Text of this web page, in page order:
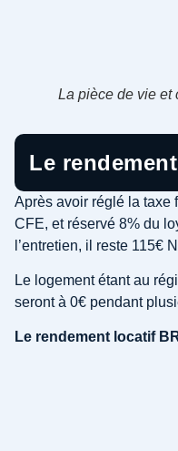
La pièce de vie et
Le
Après avoir réglé la taxe
CFE, et réservé 8% du
l’entretien, il reste 115€
Le logement étant au
seront à 0€ pendant
Le rendement locatif